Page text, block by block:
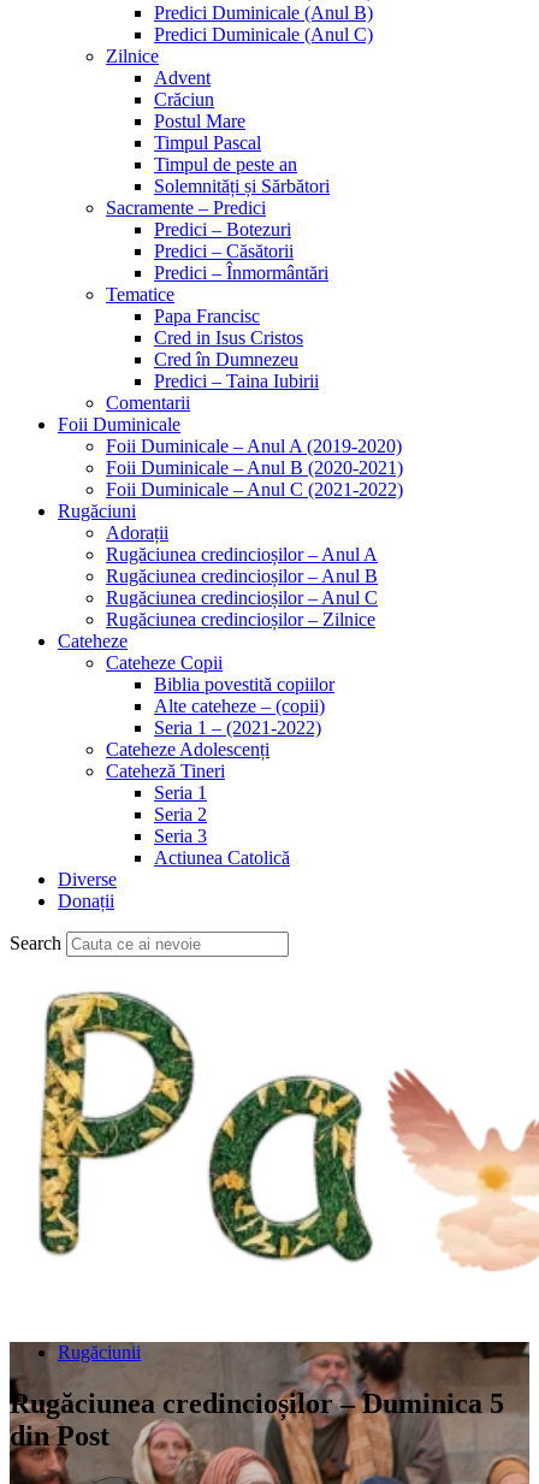
Predici Duminicale (Anul B)
Predici Duminicale (Anul C)
Zilnice
Advent
Crăciun
Postul Mare
Timpul Pascal
Timpul de peste an
Solemnități și Sărbători
Sacramente – Predici
Predici – Botezuri
Predici – Căsătorii
Predici – Înmormântări
Tematice
Papa Francisc
Cred in Isus Cristos
Cred în Dumnezeu
Predici – Taina Iubirii
Comentarii
Foii Duminicale
Foii Duminicale – Anul A (2019-2020)
Foii Duminicale – Anul B (2020-2021)
Foii Duminicale – Anul C (2021-2022)
Rugăciuni
Adorații
Rugăciunea credincioșilor – Anul A
Rugăciunea credincioșilor – Anul B
Rugăciunea credincioșilor – Anul C
Rugăciunea credincioșilor – Zilnice
Cateheze
Cateheze Copii
Biblia povestită copiilor
Alte cateheze – (copii)
Seria 1 – (2021-2022)
Cateheze Adolescenți
Cateheză Tineri
Seria 1
Seria 2
Seria 3
Actiunea Catolică
Diverse
Donații
Search
Rugăciunii
Rugăciunea credincioșilor – Duminica 5
din Post